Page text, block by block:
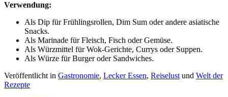
Verwendung:
Als Dip für Frühlingsrollen, Dim Sum oder andere asiatische
Snacks.
Als Marinade für Fleisch, Fisch oder Gemüse.
Als Würzmittel für Wok-Gerichte, Currys oder Suppen.
Als Würze für Burger oder Sandwiches.
Veröffentlicht in Gastronomie, Lecker Essen, Reiselustund Welt der
Rezepte